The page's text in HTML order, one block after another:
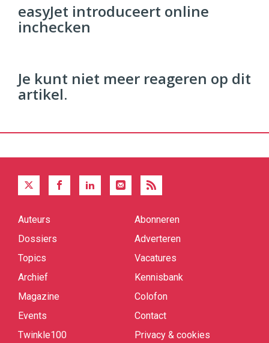
Commercehttps://twinklemagazine.nl
96 54
easyJet introduceert online
inchecken
Je kunt niet meer reageren op dit
artikel.
Quick
Auteurs
Dossiers
Topics
Archief
Magazine
Events
Twinkle100
Abonneren
Adverteren
Vacatures
Kennisbank
Colofon
Contact
Privacy & cookies